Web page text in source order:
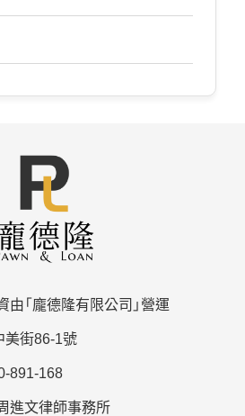
由「龐德隆有限公司」營運
美街86-1號
891-168
進文律師事務所